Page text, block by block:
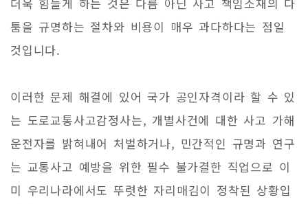
툼을 규명하는 절차와 비용이 매우 과다하다는 점일
것입니다.
이러한 문제 해결에 있어 국가 공인자격이라 할 수 있
는 도로교통사고감정사는, 개별사건에 대한 사고 가해
운전자를 밝혀내어 처벌하거나, 민간적인 규명과 연구
는 교통사고 예방을 위한 필수 불가결한 직업으로 이
미 우리나라에서도 뚜렷한 자리매김이 정착된 상황입